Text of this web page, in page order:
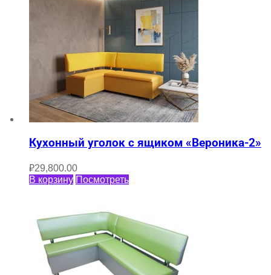
Кухонный уголок с ящиком «Вероника-2»
₽29,800.00
В корзину Посмотреть